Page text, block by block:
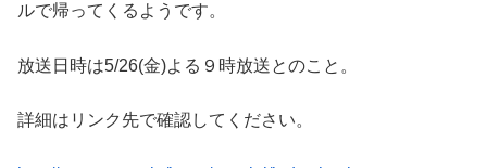
ルで帰ってくるようです。
放送日時は5/26(金)よる９時放送とのこと。
詳細はリンク先で確認してください。